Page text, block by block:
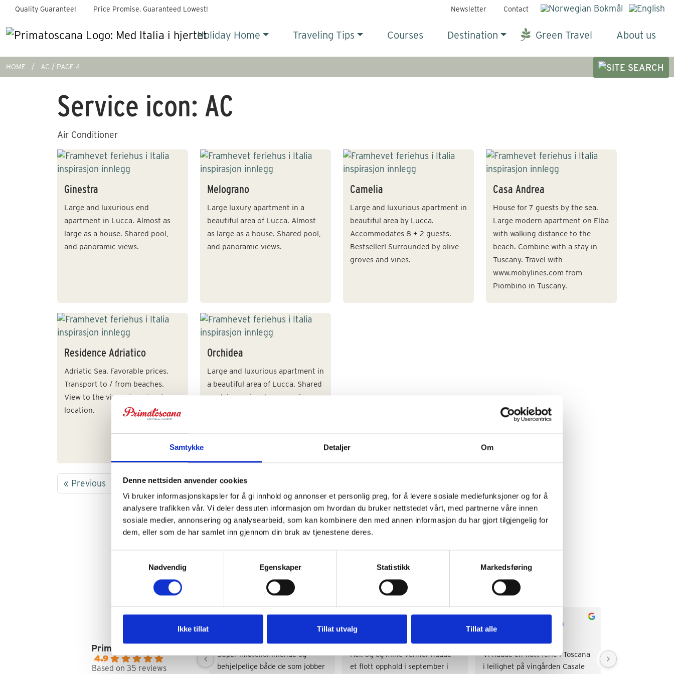
Samtykke Detaljer Om
Denne nettsiden anvender cookies
Vi bruker informasjonskapsler for å gi innhold og annonser et personlig preg, for å levere sosiale mediefunksjoner og for å
analysere trafikken vår. Vi deler dessuten informasjon om hvordan du bruker nettstedet vårt, med partnerne våre innen
sosiale medier, annonsering og analysearbeid, som kan kombinere den med annen informasjon du har gjort tilgjengelig for
dem, eller som de har samlet inn gjennom din bruk av tjenestene deres.
Nødvendig
Egenskaper Statistikk Markedsføring
Ikke tillat Tillat utvalg Tillat alle
Quality Guarantee! Price Promise. Guaranteed Lowest! Newsletter Contact
Holiday Home Traveling Tips Courses Destination Green Travel About us
HOME AC PAGE 4
Service icon: AC
Air Conditioner
Ginestra
Large and luxurious end
apartment in Lucca. Almost as
large as a house. Shared pool,
and panoramic views.
Melograno
Large luxury apartment in a
beautiful area of Lucca. Almost
as large as a house. Shared pool,
and panoramic views.
Camelia
Large and luxurious apartment in
beautiful area by Lucca.
Accommodates 8 + 2 guests.
Bestseller! Surrounded by olive
groves and vines.
Casa Andrea
House for 7 guests by the sea.
Large modern apartment on Elba
with walking distance to the
beach. Combine with a stay in
Tuscany. Travel with
www.mobylines.com from
Piombino in Tuscany.
Residence Adriatico
Adriatic Sea. Favorable prices.
Transport to / from beaches.
View to the vines. Spa. Great
location.
Orchidea
Large and luxurious apartment in
a beautiful area of Lucca. Shared
pool, jacuzzi and panoramic
« Previous 2 3 4
Google Reviews
Primatoscana AS
4.9
Based on 35 reviews
Super imøtekommende og
behjelpelige både de som jobber
Hei. Jg og mine venner hadde
et flott opphold i september i
Aurora Hansen
Vi hadde en flott ferie i Toscana
i leilighet på vingården Casale
Veldig